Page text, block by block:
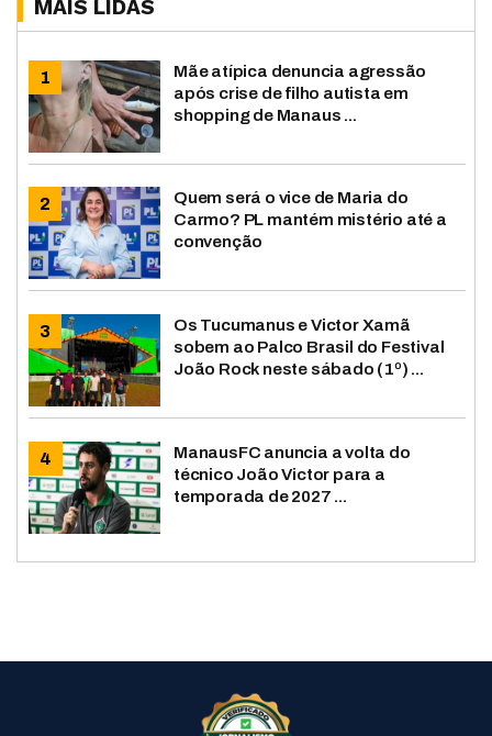
MAIS LIDAS
Mãe atípica denuncia agressão
após crise de filho autista em
shopping de Manaus ...
Quem será o vice de Maria do
Carmo? PL mantém mistério até a
convenção
Os Tucumanus e Victor Xamã
sobem ao Palco Brasil do Festival
João Rock neste sábado (1º) ...
ManausFC anuncia a volta do
técnico João Victor para a
temporada de 2027 ...